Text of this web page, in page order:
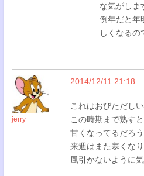
な気がしま
例年だと年
しくなるの
jerry
2014/12/11 21:18
これはおびただし
この時期まで熟す
甘くなってるだろ
来週はまた寒くなり
風引かないように